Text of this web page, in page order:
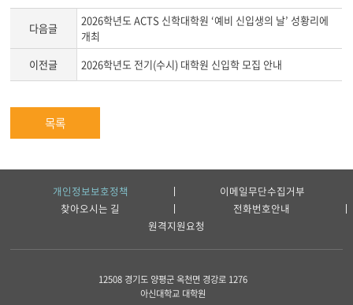
다음글
2026학년도 ACTS 신학대학원 ‘예비 신입생의 날’ 성황리에
개최
이전글
2026학년도 전기(수시) 대학원 신입학 모집 안내
목록
개인정보보호정책
이메일무단수집거부
찾아오시는 길
전화번호안내
원격지원요청
12508 경기도 양평군 옥천면 경강로 1276
아신대학교 대학원